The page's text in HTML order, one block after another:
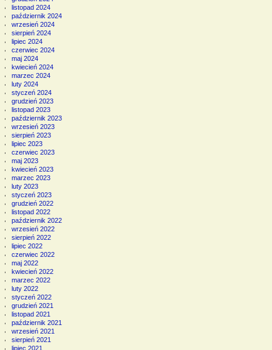
listopad 2024
październik 2024
wrzesień 2024
sierpień 2024
lipiec 2024
czerwiec 2024
maj 2024
kwiecień 2024
marzec 2024
luty 2024
styczeń 2024
grudzień 2023
listopad 2023
październik 2023
wrzesień 2023
sierpień 2023
lipiec 2023
czerwiec 2023
maj 2023
kwiecień 2023
marzec 2023
luty 2023
styczeń 2023
grudzień 2022
listopad 2022
październik 2022
wrzesień 2022
sierpień 2022
lipiec 2022
czerwiec 2022
maj 2022
kwiecień 2022
marzec 2022
luty 2022
styczeń 2022
grudzień 2021
listopad 2021
październik 2021
wrzesień 2021
sierpień 2021
lipiec 2021